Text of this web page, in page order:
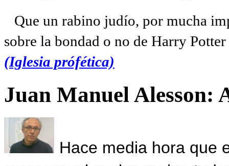
Que un rabino judío, por mucha
sobre la bondad o no de Harry
(Iglesia prófética)
Juan Manuel Alesson:
Hace media hora que